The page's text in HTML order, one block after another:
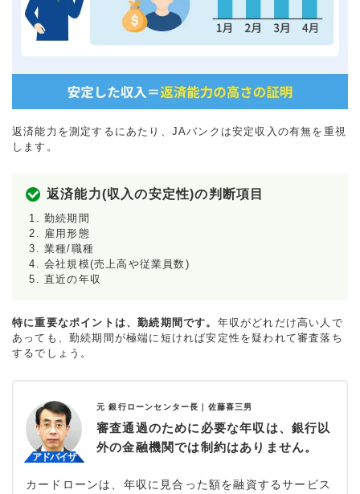
返済能力を測定するにあたり、JAバンクは安定収入の有無を重視
します。
返済能力(収入の安定性)の判断項目
勤続期間
雇用形態
業種/職種
会社規模(売上高や従業員数)
直近の年収
特に重要なポイントは、勤続期間です。 年収がどれだけ高い人で
あっても、勤続期間が極端に短ければ安定性を疑われて審査落ち
するでしょう。
元 銀行ローンセンター長｜ 佐藤喜三男
審査通過のために必要な年収は、銀行以
外の金融機関では制約はありません。
カードローンは、年収に見合った額を融資するサービス